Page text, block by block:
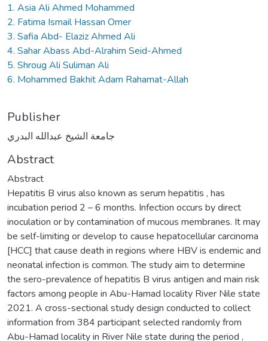
1. Asia Ali Ahmed Mohammed
2. Fatima Ismail Hassan Omer
3. Safia Abd- Elaziz Ahmed Ali
4. Sahar Abass Abd-Alrahim Seid-Ahmed
5. Shroug Ali Suliman Ali
6. Mohammed Bakhit Adam Rahamat-Allah
Publisher
جامعة الشيخ عبدالله البدري
Abstract
Abstract
Hepatitis B virus also known as serum hepatitis , has
incubation period 2 – 6 months. Infection occurs by direct
inoculation or by contamination of mucous membranes. It may
be self-limiting or develop to cause hepatocellular carcinoma
[HCC] that cause death in regions where HBV is endemic and
neonatal infection is common. The study aim to determine
the sero-prevalence of hepatitis B virus antigen and main risk
factors among people in Abu-Hamad locality River Nile state
2021. A cross-sectional study design conducted to collect
information from 384 participant selected randomly from
Abu-Hamad locality in River Nile state during the period ,